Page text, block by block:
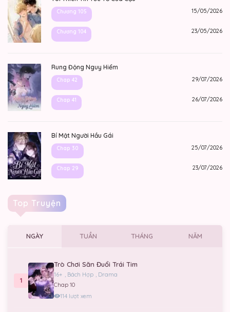
Chương 105 15/05/2026
Chương 104 23/05/2026
Rung Động Nguy Hiểm
Chap 42 29/07/2026
Chap 41 26/07/2026
Bí Mật Người Hầu Gái
Chap 30 25/07/2026
Chap 29 23/07/2026
Top Truyện
NGÀY TUẦN THÁNG NĂM
1
Trò Chơi Săn Đuổi Trái Tim
16+ Bách Hợp
Drama
Chap 10
114 lượt xem